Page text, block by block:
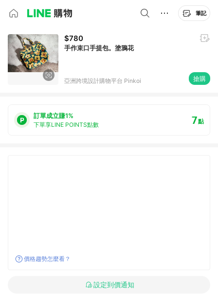
筆記
$780
手作束口手提包。塗鴉花
亞洲跨境設計購物平台 Pinkoi 搶購
訂單成立賺1%
下單享LINE POINTS點數 7點
價格趨勢怎麼看？
設定到價通知